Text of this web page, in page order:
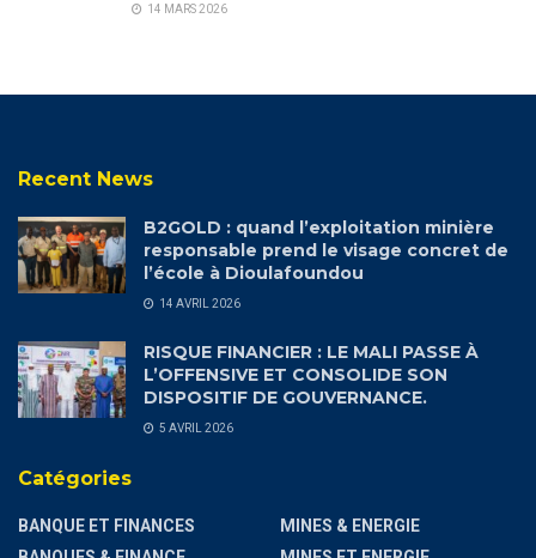
14 MARS 2026
Recent News
B2GOLD : quand l’exploitation minière
responsable prend le visage concret de
l’école à Dioulafoundou
14 AVRIL 2026
RISQUE FINANCIER : LE MALI PASSE À
L’OFFENSIVE ET CONSOLIDE SON
DISPOSITIF DE GOUVERNANCE.
5 AVRIL 2026
Catégories
BANQUE ET FINANCES
MINES & ENERGIE